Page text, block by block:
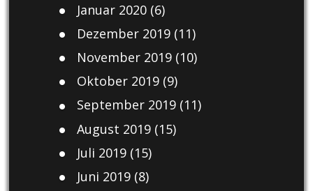
Januar 2020(6)
Dezember 2019(11)
November 2019(10)
Oktober 2019(9)
September 2019(11)
August 2019(15)
Juli 2019(15)
Juni 2019(8)